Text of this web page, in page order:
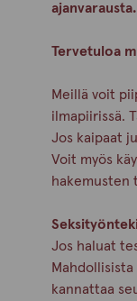
ajanvarausta.
Tervetuloa
Meillä voit
ilmapiirissä.
Jos kaipaat
Voit myös
hakemusten
Jos haluat
kannattaa